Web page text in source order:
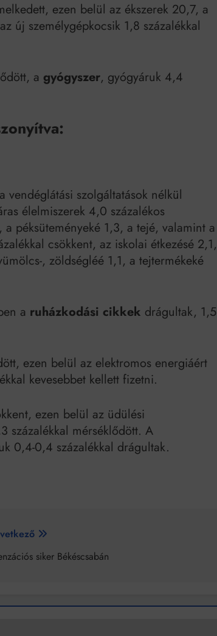
ezen belül az ékszerek 20,7, a
új személygépkocsik 1,8 százalékkal
a gyógyszer, gyógyáruk 4,4
vendéglátási szolgáltatások nélkül
élelmiszerek 4,0 százalékos
péksüteményeké 1,3, a tejé, valamint a
csökkent, az iskolai étkezésé 2,1,
, zöldségléé 1,1, a tejtermékeké
a ruházkodási cikkek drágultak, 1,5
ezen belül az elektromos energiáért
kevesebbet kellett fizetni.
ezen belül az üdülési
százalékkal mérséklődött. A
0,4-0,4 százalékkal drágultak.
siker Békéscsabán